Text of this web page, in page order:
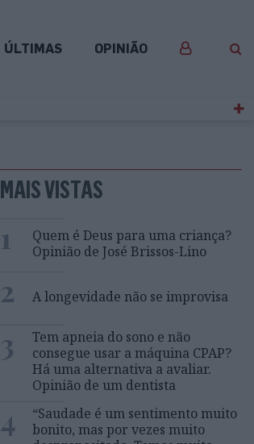
ÚLTIMAS OPINIÃO
MAIS VISTAS
1
Quem é Deus para uma criança?
Opinião de José Brissos-Lino
2 A longevidade não se improvisa
3
Tem apneia do sono e não
consegue usar a máquina CPAP?
Há uma alternativa a avaliar.
Opinião de um dentista
4
“Saudade é um sentimento muito
bonito, mas por vezes muito